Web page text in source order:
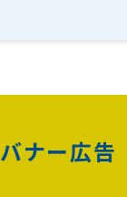
バナー広告